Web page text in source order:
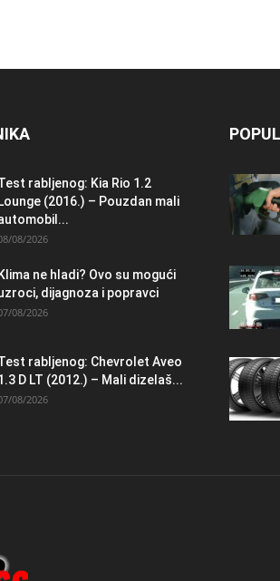
rabljenog: Kia Rio 1.2
Lounge (2016.) – Pouzdan mali
08/2026
Klima ne hladi? Ovo su mogući
dijagnoza i popravci
08/2026
rabljenog: Chevrolet Aveo
D LT (2012.) – Mali dizelaš...
08/2026